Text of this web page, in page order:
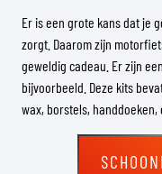
Er is een grote kans dat je
zorgt. Daarom zijn
geweldig cadeau. Er zijn
bijvoorbeeld. Deze kits
wax, borstels, handdoeken,